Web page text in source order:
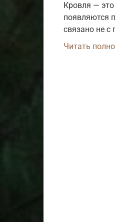
Кровля —
появляются
связано не с
Читать